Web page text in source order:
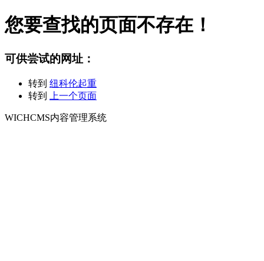
您要查找的页面不存在！
可供尝试的网址：
转到 纽科伦起重
转到
上一个页面
WICHCMS内容管理系统